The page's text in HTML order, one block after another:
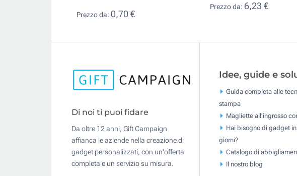
Prezzo da: 0,70 €
Prezzo da: 6,23 €
Di noi ti puoi fidare
Da oltre 12 anni, Gift Campaign
affianca le aziende nella creazione di
gadget personalizzati, con un'offerta
completa e un servizio su misura.
Idee, guide e
Guida completa alle
stampa
Magliette all'ingrosso
Hai bisogno di gadget
giorni?
Catalogo di
Il nostro blog